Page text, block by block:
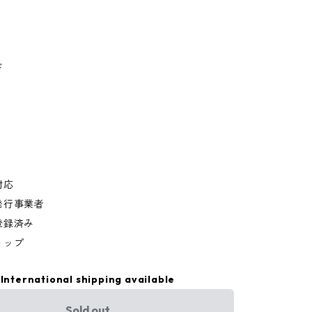
応
事業者
済み
ップ
International shipping available